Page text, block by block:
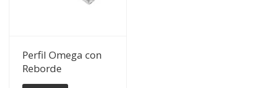
Ver Detalles
Perfil Omega con
Reborde